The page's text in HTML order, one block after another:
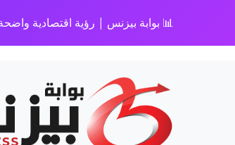
📊 بوابة بيزنس | رؤية اقتصادية واضحة